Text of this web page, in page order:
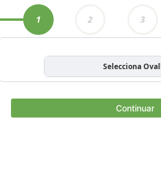
1 2 3
Selecciona
Continuar